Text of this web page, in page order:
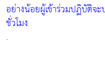
อย่างน้อยผู้เข้าร่วมปฏิบัติจ
ชั่วโมง
.